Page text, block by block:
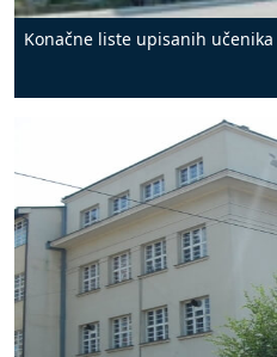
Konačne liste upisanih učenika